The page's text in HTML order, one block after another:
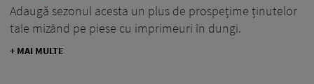
Adaugă sezonul acesta un plus de prospețime ținutelor
tale mizând pe piese cu imprimeuri în dungi.
+ MAI MULTE